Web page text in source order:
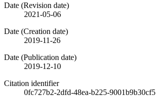
Date (Revision date)
2021-05-06
Date (Creation date)
2019-11-26
Date (Publication date)
2019-12-10
Citation identifier
0fc727b2-2dfd-48ea-b225-9001b9b30cf5